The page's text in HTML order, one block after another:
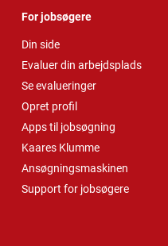
For jobsøgere
Din side
Evaluer din arbejdsplads
Se evalueringer
Opret profil
Apps til jobsøgning
Kaares Klumme
Ansøgningsmaskinen
Support for jobsøgere